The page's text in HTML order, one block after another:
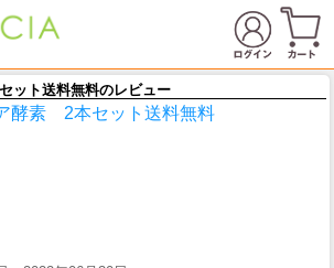
ット送料無料のレビュー
酵素 2本セット送料無料